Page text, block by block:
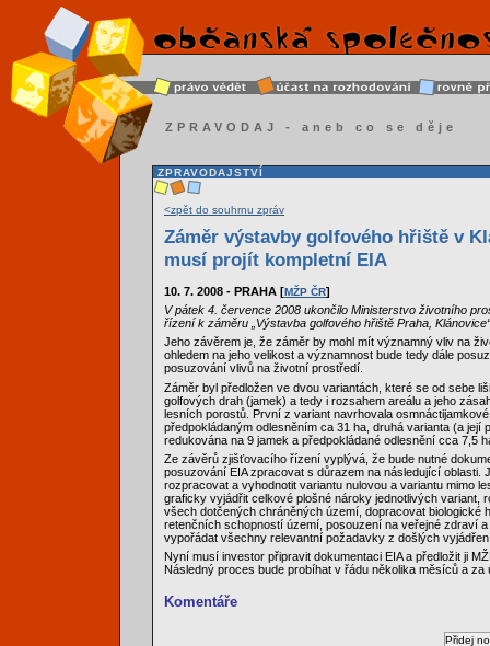
ZPRAVODAJ - aneb co se děje
ZPRAVODAJSTVÍ
<zpět do souhrnu zpráv
Záměr výstavby golfového hřiště v
musí projít kompletní EIA
10. 7. 2008 - PRAHA [MŽP ČR]
V pátek 4. července 2008 ukončilo Ministerstvo životního
řízení k záměru „Výstavba golfového hřiště Praha,
Jeho závěrem je, že záměr by mohl mít významný vliv na
ohledem na jeho velikost a významnost bude tedy dále
posuzování vlivů na životní prostředí.
Záměr byl předložen ve dvou variantách, které se od sebe
golfových drah (jamek) a tedy i rozsahem areálu a jeho
lesních porostů. První z variant navrhovala
předpokládaným odlesněním ca 31 ha, druhá varianta (a její
redukována na 9 jamek a předpokládané odlesnění cca 7,5
Ze závěrů zjišťovacího řízení vyplývá, že bude nutné
posuzování EIA zpracovat s důrazem na následující oblasti.
rozpracovat a vyhodnotit variantu nulovou a variantu mimo
graficky vyjádřit celkové plošné nároky jednotlivých variant,
všech dotčených chráněných území, dopracovat biologické
retenčních schopností území, posouzení na veřejné zdraví a
vypořádat všechny relevantní požadavky z došlých
Nyní musí investor připravit dokumentaci EIA a předložit ji
Následný proces bude probíhat v řádu několika měsíců a za
Komentáře